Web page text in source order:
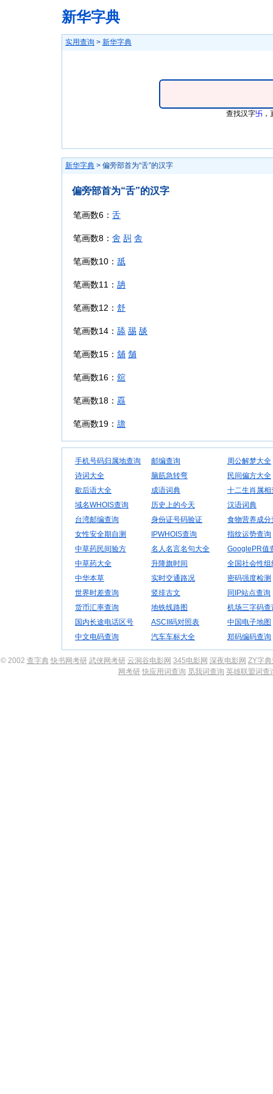
新华字典
实用查询 > 新华字典
查找汉字卐
新华字典 > 偏旁部首为“舌”的汉字
偏旁部首为“舌”的汉字
笔画数6： 舌
笔画数8： 舍 舏 舎
笔画数10： 舐
笔画数11： 舑
笔画数12： 舒
笔画数14： 舔 舓 舕
笔画数15： 舖 舗
笔画数16： 舘
笔画数18： 舙
笔画数19： 舚
手机号码归属地查询 邮编查询
周公解梦大全
诗词大全
脑筋急转弯
民间偏方大全
歇后语大全
成语词典
十二生肖属相
域名WHOIS查询
历史上的今天
汉语词典
台湾邮编查询
身份证号码验证
食物营养成分
女性安全期自测
IPWHOIS查询
指纹运势查询
中草药民间验方
名人名言名句大全
GooglePR值
中草药大全
升降旗时间
全国社会性组
中华本草
实时交通路况
密码强度检测
世界时差查询
竖排古文
同IP站点查询
货币汇率查询
地铁线路图
机场三字码查
国内长途电话区号
ASCII码对照表
中国电子地图
中文电码查询
汽车车标大全 郑码编码查询
© 2002 查字典 快书网考研 武侠网考研 云洞谷电影网 345电影网 深夜电影网 ZY字
网考研 快应用词查询 觅我词查询 英雄联盟词查